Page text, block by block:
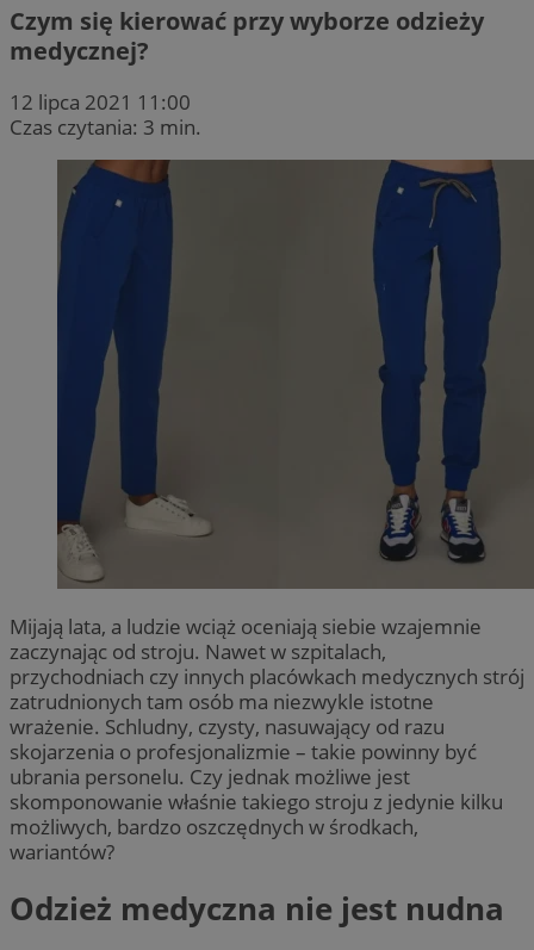
Czym się kierować przy wyborze odzieży
medycznej?
12 lipca 2021 11:00
Czas czytania: 3 min.
Mijają lata, a ludzie wciąż oceniają siebie wzajemnie
zaczynając od stroju. Nawet w szpitalach,
przychodniach czy innych placówkach medycznych strój
zatrudnionych tam osób ma niezwykle istotne
wrażenie. Schludny, czysty, nasuwający od razu
skojarzenia o profesjonalizmie – takie powinny być
ubrania personelu. Czy jednak możliwe jest
skomponowanie właśnie takiego stroju z jedynie kilku
możliwych, bardzo oszczędnych w środkach,
wariantów?
Odzież medyczna nie jest nudna